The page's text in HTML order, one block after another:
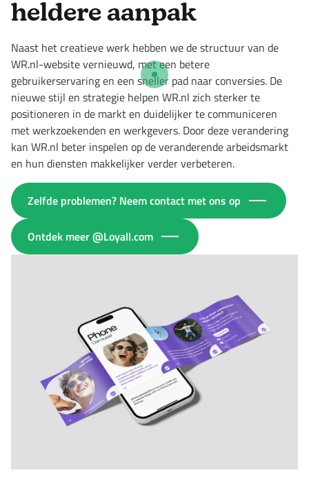
heldere aanpak
Naast het creatieve werk hebben we de structuur van de
WR.nl-website vernieuwd, met een betere
gebruikerservaring en een sneller pad naar conversies. De
nieuwe stijl en strategie helpen WR.nl zich sterker te
positioneren in de markt en duidelijker te communiceren
met werkzoekenden en werkgevers. Door deze verandering
kan WR.nl beter inspelen op de veranderende arbeidsmarkt
en hun diensten makkelijker verder verbeteren.
Zelfde problemen? Neem contact met ons op
Ontdek meer @Loyall.com